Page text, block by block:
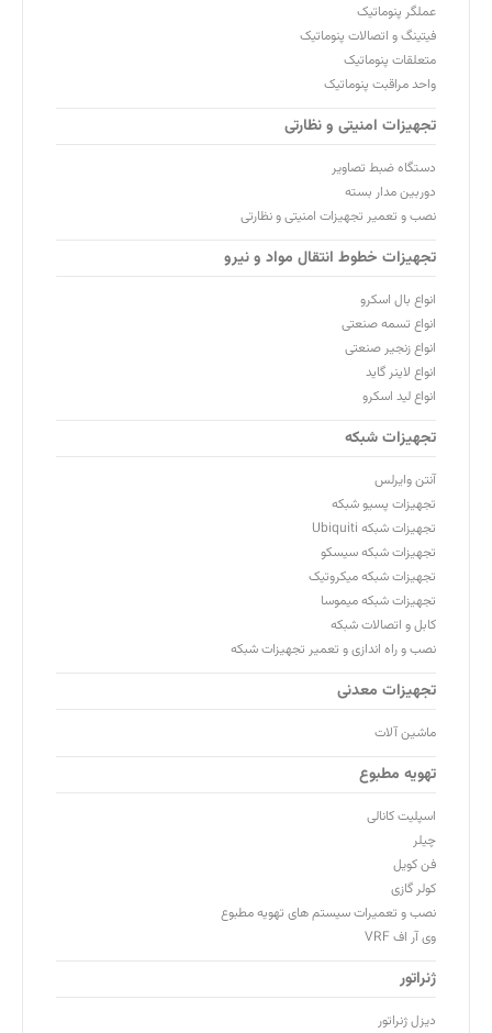
عملگر پنوماتیک
فیتینگ و اتصالات پنوماتیک
متعلقات پنوماتیک
واحد مراقبت پنوماتیک
تجهیزات امنیتی و نظارتی
دستگاه ضبط تصاویر
دوربین مدار بسته
نصب و تعمیر تجهیزات امنیتی و نظارتی
تجهیزات خطوط انتقال مواد و نیرو
انواع بال اسکرو
انواع تسمه صنعتی
انواع زنجیر صنعتی
انواع لاینر گاید
انواع لید اسکرو
تجهیزات شبکه
آنتن وایرلس
تجهیزات پسیو شبکه
تجهیزات شبکه Ubiquiti
تجهیزات شبکه سیسکو
تجهیزات شبکه میکروتیک
تجهیزات شبکه میموسا
کابل و اتصالات شبکه
نصب و راه اندازی و تعمیر تجهیزات شبکه
تجهیزات معدنی
ماشین آلات
تهویه مطبوع
اسپلیت کانالی
چیلر
فن کویل
کولر گازی
نصب و تعمیرات سیستم های تهویه مطبوع
وی آر اف VRF
ژنراتور
دیزل ژنراتور